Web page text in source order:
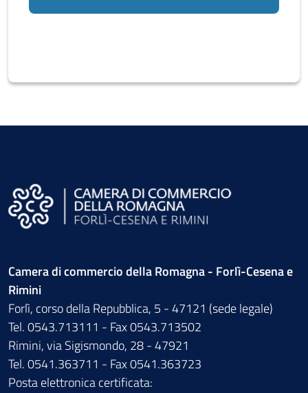
Camera di commercio della Romagna - Forlì-Cesena e
Rimini
Forlì, corso della Repubblica, 5 - 47121 (sede legale)
Tel. 0543.713111 - Fax 0543.713502
Rimini, via Sigismondo, 28 - 47921
Tel. 0541.363711 - Fax 0541.363723
Posta elettronica certificata: